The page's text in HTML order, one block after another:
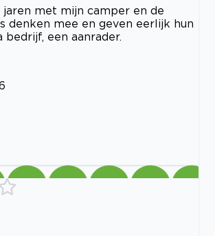
met mijn camper en de
denken mee en geven eerlijk hun
bedrijf, een aanrader.